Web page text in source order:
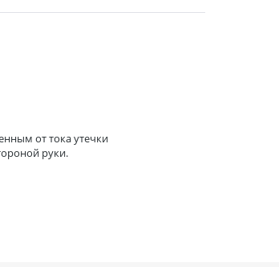
от тока утечки
руки.